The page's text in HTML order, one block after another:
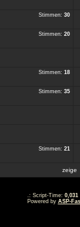
Stimmen: 30
Stimmen: 20
Stimmen: 18
Stimmen: 35
Stimmen: 21
zeige
.: Script-Time: 0,031
Powered by ASP-